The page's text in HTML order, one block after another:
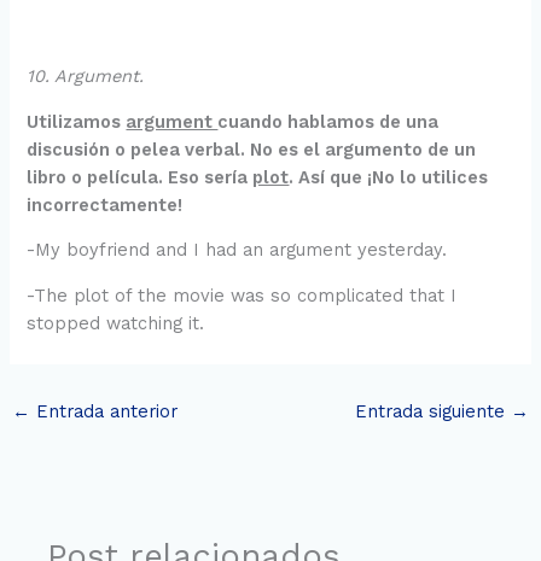
10. Argument.
Utilizamos argument cuando hablamos de una
discusión o pelea verbal. No es el argumento de un
libro o película. Eso sería plot. Así que ¡No lo utilices
incorrectamente!
-My boyfriend and I had an argument yesterday.
-The plot of the movie was so complicated that I
stopped watching it.
← Entrada anterior Entrada siguiente →